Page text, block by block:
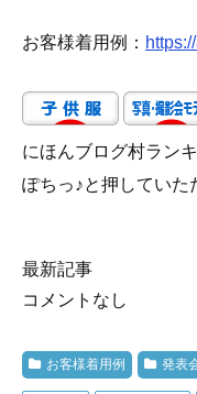
お客様着用例：
にほんブログ村ラン
ぽちっ♪と押していた
最新記事
コメントなし
お客様着用例 発表